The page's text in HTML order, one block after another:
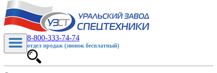
8-800-333-74-74
отдел продаж (звонок бесплатный)